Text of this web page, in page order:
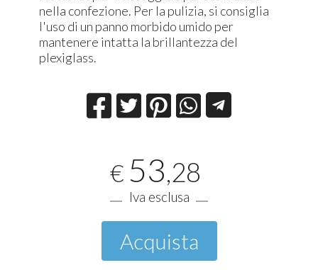
nella confezione. Per la pulizia, si consiglia
l'uso di un panno morbido umido per
mantenere intatta la brillantezza del
plexiglass.
€ 53,28
Iva esclusa
Acquista